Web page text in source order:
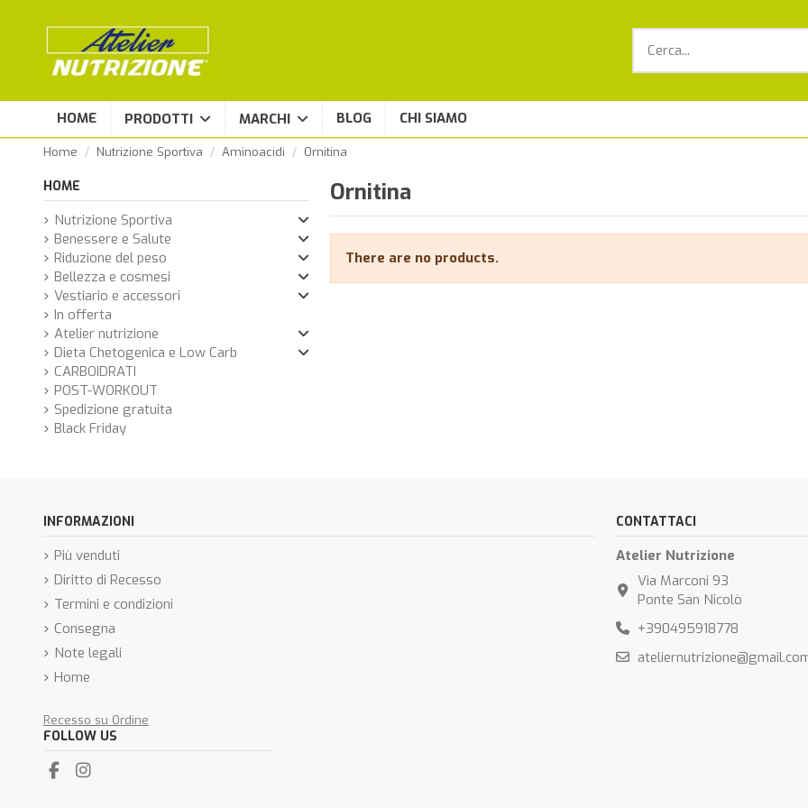
HOME PRODOTTI MARCHI BLOG CHI SIAMO
Home Nutrizione Sportiva Aminoacidi Ornitina
Ornitina
There are no products.
HOME
Nutrizione Sportiva
Benessere e Salute
Riduzione del peso
Bellezza e cosmesi
Vestiario e accessori
In offerta
Atelier nutrizione
Dieta Chetogenica e Low Carb
CARBOIDRATI
POST-WORKOUT
Spedizione gratuita
Black Friday
INFORMAZIONI
Più venduti
Diritto di Recesso
Termini e condizioni
Consegna
Note legali
Home
CONTATTACI
Atelier Nutrizione
Via Marconi 93
Ponte San Nicolò
+390495918778
Recesso su Ordine
FOLLOW US